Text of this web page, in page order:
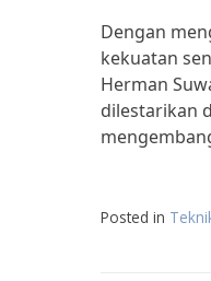
Dengan
kekuatan
Herman
dilestarikan
Posted in